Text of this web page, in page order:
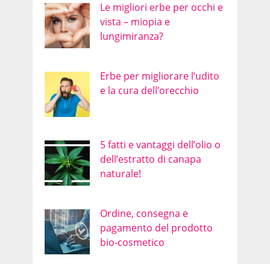
Le migliori erbe per occhi e
vista – miopia e
lungimiranza?
Erbe per migliorare l’udito
e la cura dell’orecchio
5 fatti e vantaggi dell’olio o
dell’estratto di canapa
naturale!
Ordine, consegna e
pagamento del prodotto
bio-cosmetico